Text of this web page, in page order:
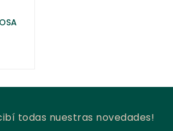
todas nuestras novedades!